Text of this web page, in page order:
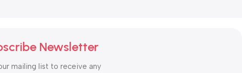
Newsletter
mailing list to receive any